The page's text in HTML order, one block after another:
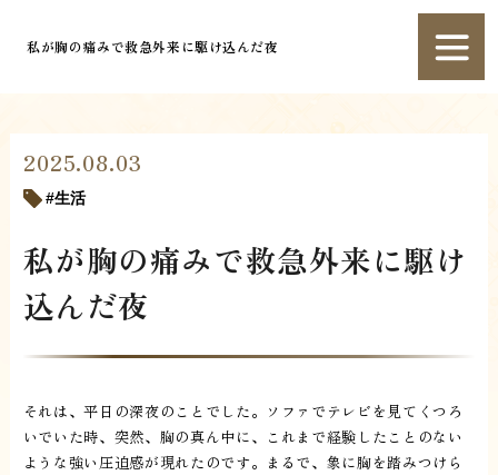
私が胸の痛みで救急外来に駆け込んだ夜
2025.08.03
生活
私が胸の痛みで救急外来に駆け
込んだ夜
それは、平日の深夜のことでした。ソファでテレビを見てくつろ
いでいた時、突然、胸の真ん中に、これまで経験したことのない
ような強い圧迫感が現れたのです。まるで、象に胸を踏みつけら